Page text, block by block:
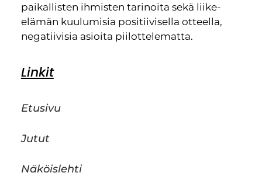
paikallisten ihmisten tarinoita sekä liike-
elämän kuulumisia positiivisella otteella,
negatiivisia asioita piilottelematta.
Linkit
Etusivu
Jutut
Näköislehti